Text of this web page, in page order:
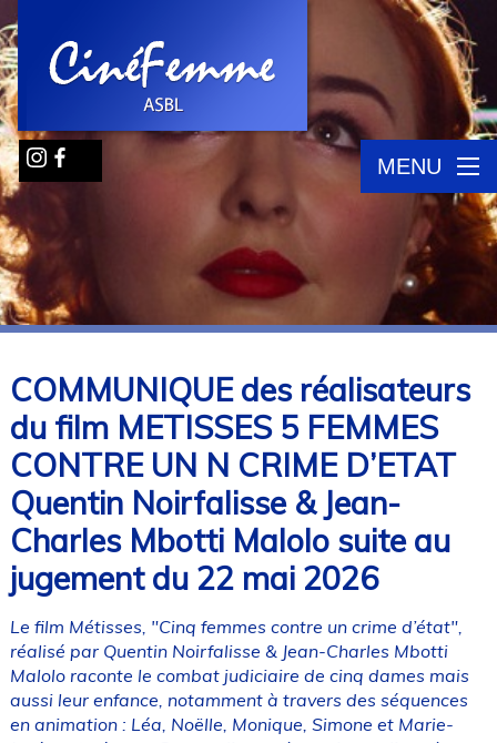
MENU
COMMUNIQUE des réalisateurs
du film METISSES 5 FEMMES
CONTRE UN N CRIME D’ETAT
Quentin Noirfalisse & Jean-
Charles Mbotti Malolo suite au
jugement du 22 mai 2026
Le film Métisses, "Cinq femmes contre un crime d’état",
réalisé par Quentin Noirfalisse & Jean-Charles Mbotti
Malolo raconte le combat judiciaire de cinq dames mais
aussi leur enfance, notamment à travers des séquences
en animation : Léa, Noëlle, Monique, Simone et Marie-